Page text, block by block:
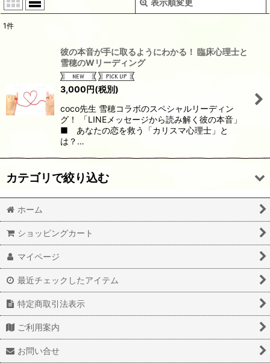
表示順変更
1件
彼の本音が手に取るようにわかる！ 臨床心理士と
雪穂のWリーディング
3,000円(税別)
coco先生 雪穂コラボのスペシャルリーディン
グ！ 「LINEメッセージから読み解く彼の本音」
■ あなたの恋を救う「カリスマ心理士」と
は？…
カテゴリで絞り込む
特製お守り
特別メニュー
ホーム
ショッピングカート
マイページ
最近チェックしたアイテム
特定商取引法表示
ご利用案内
お問い合せ